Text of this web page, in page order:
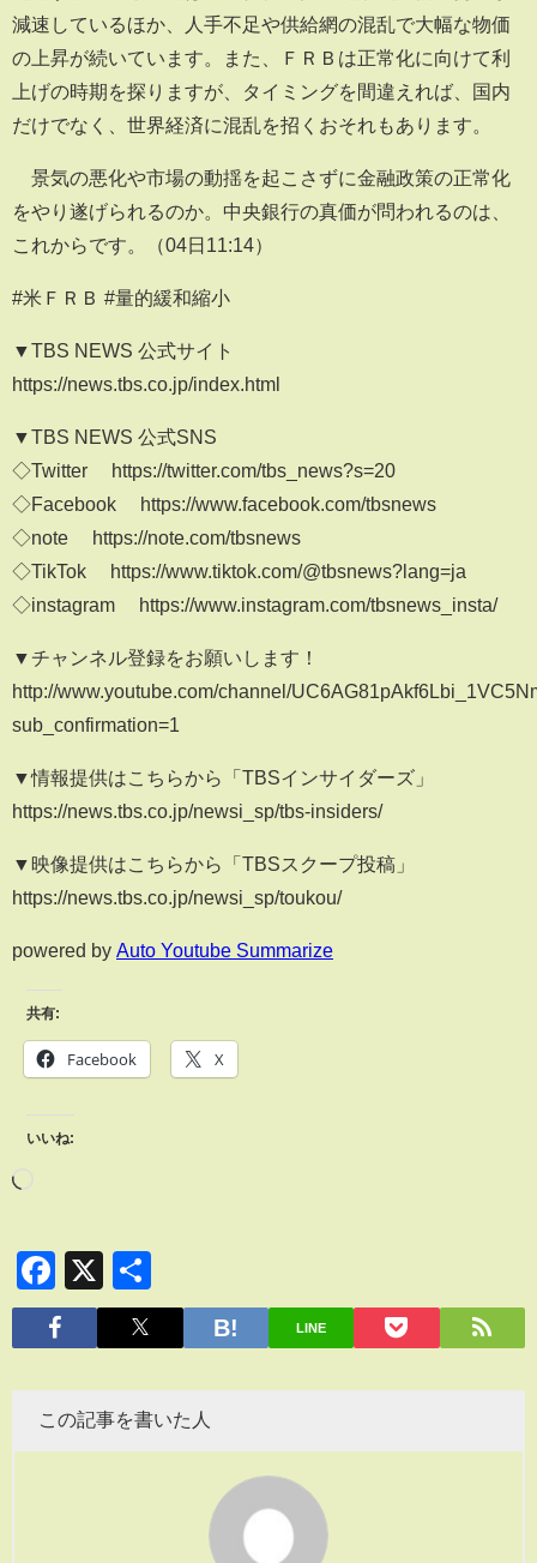
減速しているほか、人手不足や供給網の混乱で大幅な物価
の上昇が続いています。また、ＦＲＢは正常化に向けて利
上げの時期を探りますが、タイミングを間違えれば、国内
だけでなく、世界経済に混乱を招くおそれもあります。
景気の悪化や市場の動揺を起こさずに金融政策の正常化
をやり遂げられるのか。中央銀行の真価が問われるのは、
これからです。（04日11:14）
#米ＦＲＢ #量的緩和縮小
▼TBS NEWS 公式サイト
https://news.tbs.co.jp/index.html
▼TBS NEWS 公式SNS
◇Twitter https://twitter.com/tbs_news?s=20
◇Facebook https://www.facebook.com/tbsnews
◇note https://note.com/tbsnews
◇TikTok https://www.tiktok.com/@tbsnews?lang=ja
◇instagram https://www.instagram.com/tbsnews_insta/
▼チャンネル登録をお願いします！
http://www.youtube.com/channel/
sub_confirmation=1
▼情報提供はこちらから「TBSインサイダーズ」
https://news.tbs.co.jp/newsi_sp/tbs-insiders/
▼映像提供はこちらから「TBSスクープ投稿」
https://news.tbs.co.jp/newsi_sp/toukou/
powered by Auto Youtube Summarize
共有:
Facebook X
いいね:
Facebook
X
有
LINE
この記事を書いた人